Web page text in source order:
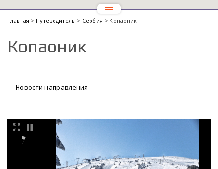
Главная > Путеводитель > Сербия > Копаоник
Копаоник
Новости направления